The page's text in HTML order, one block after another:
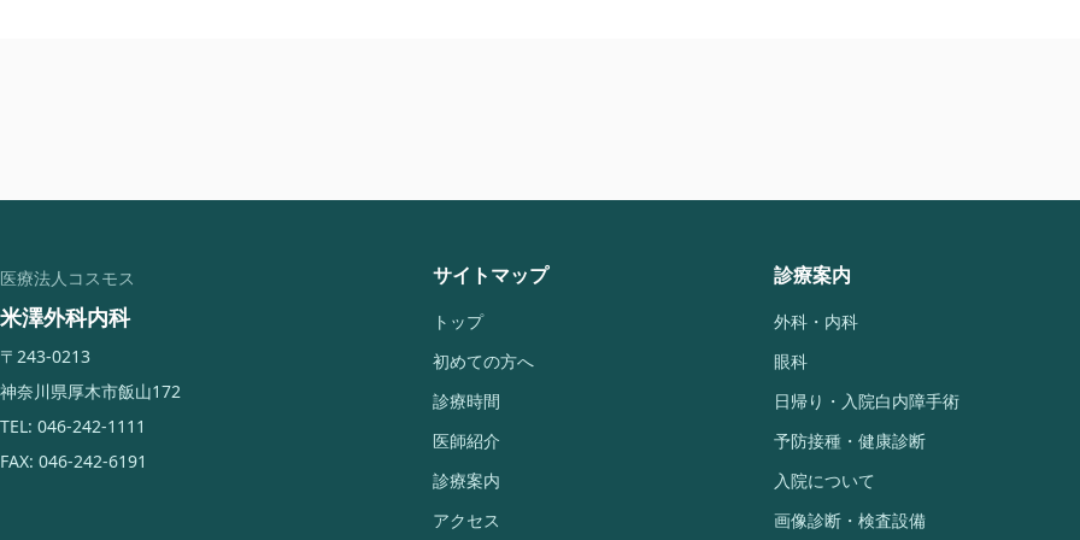
医療法人コスモス
米澤外科内科
〒243-0213
神奈川県厚木市飯山172
TEL: 046-242-1111
FAX: 046-242-6191
サイトマップ
トップ
初めての方へ
診療時間
医師紹介
診療案内
アクセス
診療案内
外科・内科
眼科
日帰り・入院白内障手術
予防接種・健康診断
入院について
画像診断・検査設備